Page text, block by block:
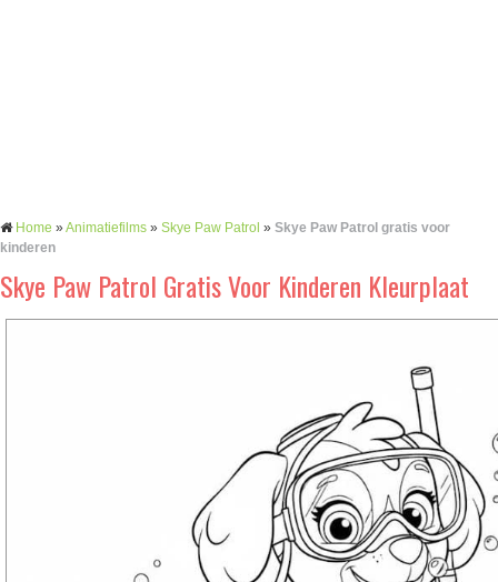
Home »Animatiefilms » Skye Paw Patrol » Skye Paw Patrol gratis voor
kinderen
Skye Paw Patrol Gratis Voor Kinderen Kleurplaat